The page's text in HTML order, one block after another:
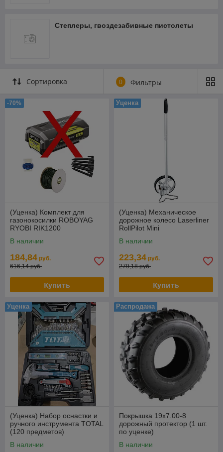
Степлеры, гвоздезабивные пистолеты
Сортировка 0 Фильтры
-70%
(Уценка) Комплект для
газонокосилки ROBOYAG
RYOBI RIK1200
В наличии
184,84 руб.
616,14 руб.
Купить
Уценка
(Уценка) Механическое
дорожное колесо Laserliner
RollPilot Mini
В наличии
223,34 руб.
279,18 руб.
Купить
Уценка
(Уценка) Набор оснастки и
ручного инструмента TOTAL
(120 предметов)
В наличии
Распродажа
Покрышка 19х7.00-8
дорожный протектор (1 шт.
по уценке)
В наличии